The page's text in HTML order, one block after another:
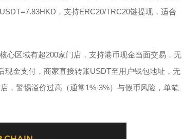
，支持ERC20/TRC20链提现，适合
心区域有超200家门店，支持港币现金当面交易，无
现金支付，商家直接转账USDT至用户钱包地址，无
，警惕溢价过高（通常1%-3%）与假币风险，单笔